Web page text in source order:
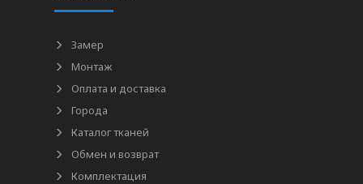
Замер
Монтаж
Оплата и доставка
Города
Каталог тканей
Обмен и возврат
Комплектация